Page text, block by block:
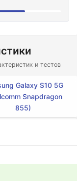
и тестов
Galaxy S10 5G
Snapdragon
855)